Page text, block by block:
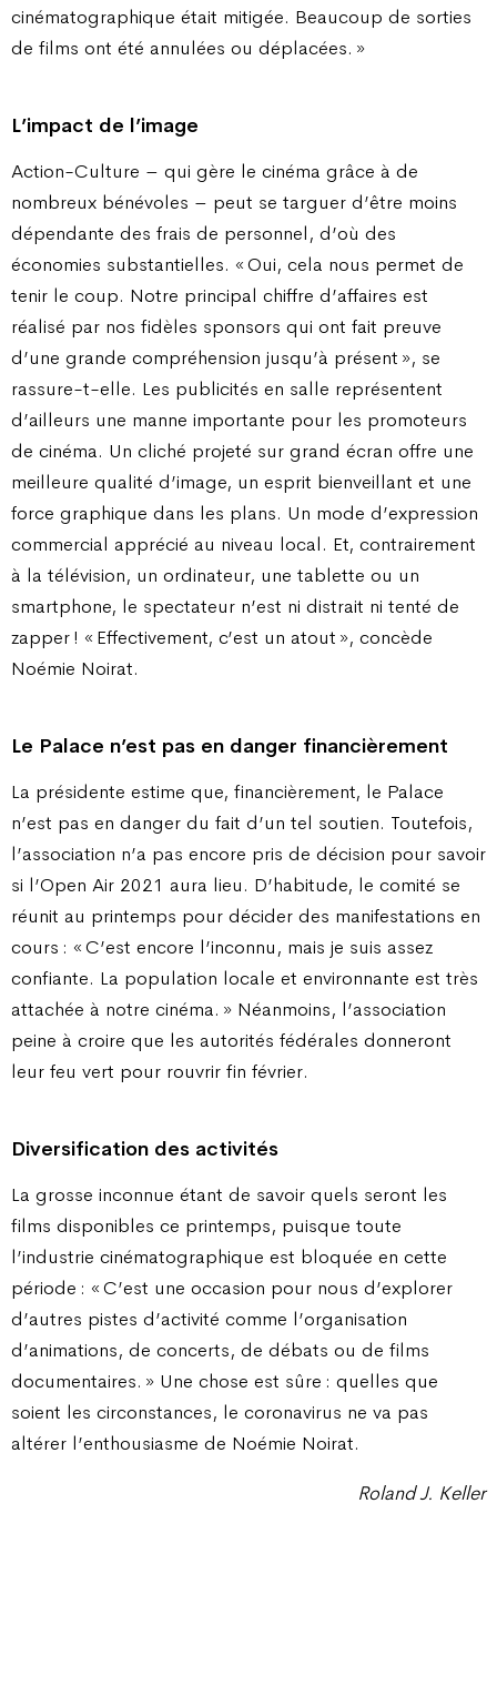
cinématographique était mitigée. Beaucoup de sorties
de films ont été annulées ou déplacées. »
L’impact de l’image
Action-Culture – qui gère le cinéma grâce à de
nombreux bénévoles – peut se targuer d’être moins
dépendante des frais de personnel, d’où des
économies substantielles. « Oui, cela nous permet de
tenir le coup. Notre principal chiffre d’affaires est
réalisé par nos fidèles sponsors qui ont fait preuve
d’une grande compréhension jusqu’à présent », se
rassure-t-elle. Les publicités en salle représentent
d’ailleurs une manne importante pour les promoteurs
de cinéma. Un cliché projeté sur grand écran offre une
meilleure qualité d’image, un esprit bienveillant et une
force graphique dans les plans. Un mode d’expression
commercial apprécié au niveau local. Et, contrairement
à la télévision, un ordinateur, une tablette ou un
smartphone, le spectateur n’est ni distrait ni tenté de
zapper ! « Effectivement, c’est un atout », concède
Noémie Noirat.
Le Palace n’est pas en danger financièrement
La présidente estime que, financièrement, le Palace
n’est pas en danger du fait d’un tel soutien. Toutefois,
l’association n’a pas encore pris de décision pour savoir
si l’Open Air 2021 aura lieu. D’habitude, le comité se
réunit au printemps pour décider des manifestations en
cours : « C’est encore l’inconnu, mais je suis assez
confiante. La population locale et environnante est très
attachée à notre cinéma. » Néanmoins, l’association
peine à croire que les autorités fédérales donneront
leur feu vert pour rouvrir fin février.
Diversification des activités
La grosse inconnue étant de savoir quels seront les
films disponibles ce printemps, puisque toute
l’industrie cinématographique est bloquée en cette
période : « C’est une occasion pour nous d’explorer
d’autres pistes d’activité comme l’organisation
d’animations, de concerts, de débats ou de films
documentaires. » Une chose est sûre : quelles que
soient les circonstances, le coronavirus ne va pas
altérer l’enthousiasme de Noémie Noirat.
Roland J. Keller